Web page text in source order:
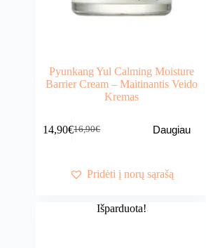
Pyunkang Yul Calming Moisture
Barrier Cream – Maitinantis Veido
Kremas
16,90€
Original
16,90€.
14,90€Current
14,90€.
Daugiau
Pridėti į norų sąrašą
Išparduota!